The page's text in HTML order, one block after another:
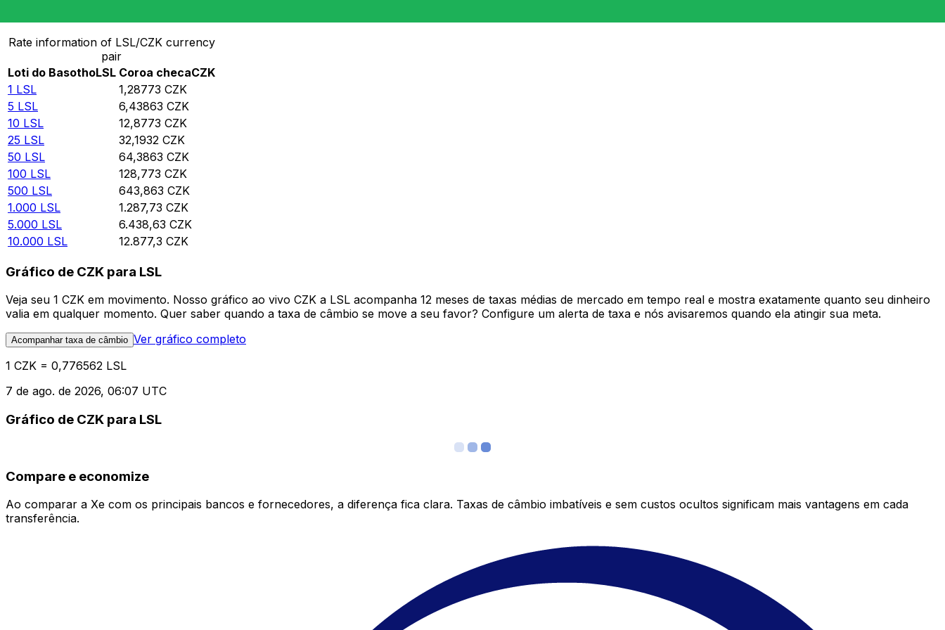
Rate information of LSL/CZK currency
pair
Loti do BasothoLSL Coroa checaCZK
1 LSL 1,28773 CZK
5 LSL 6,43863 CZK
10 LSL 12,8773 CZK
25 LSL 32,1932 CZK
50 LSL 64,3863 CZK
100 LSL 128,773 CZK
500 LSL 643,863 CZK
1.000 LSL 1.287,73 CZK
5.000 LSL 6.438,63 CZK
10.000 LSL 12.877,3 CZK
Gráfico de CZK para LSL
Veja seu 1 CZK em movimento. Nosso gráfico ao vivo CZK a LSL acompanha 12 meses de taxas médias de mercado em tempo real e mostra exatamente quanto seu dinheiro
valia em qualquer momento. Quer saber quando a taxa de câmbio se move a seu favor? Configure um alerta de taxa e nós avisaremos quando ela atingir sua meta.
Acompanhar taxa de câmbio Ver gráfico completo
1 CZK = 0,776562 LSL
7 de ago. de 2026, 06:07 UTC
Gráfico de CZK para LSL
Compare e economize
Ao comparar a Xe com os principais bancos e fornecedores, a diferença fica clara. Taxas de câmbio imbatíveis e sem custos ocultos significam mais vantagens em cada
transferência.